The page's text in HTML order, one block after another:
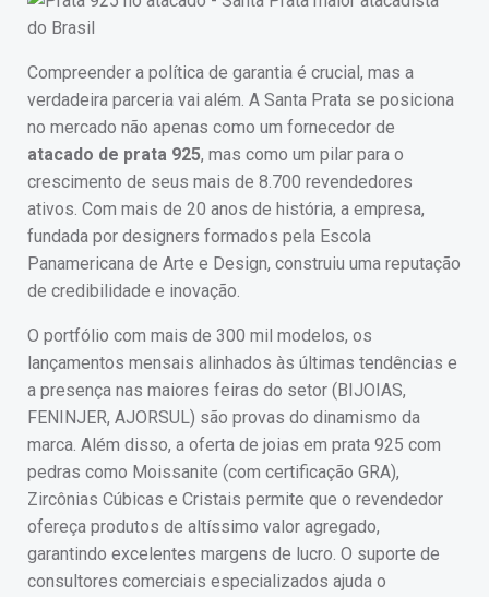
Compreender a política de garantia é crucial, mas a
verdadeira parceria vai além. A Santa Prata se posiciona
no mercado não apenas como um fornecedor de
atacado de prata 925, mas como um pilar para o
crescimento de seus mais de 8.700 revendedores
ativos. Com mais de 20 anos de história, a empresa,
fundada por designers formados pela Escola
Panamericana de Arte e Design, construiu uma reputação
de credibilidade e inovação.
O portfólio com mais de 300 mil modelos, os
lançamentos mensais alinhados às últimas tendências e
a presença nas maiores feiras do setor (BIJOIAS,
FENINJER, AJORSUL) são provas do dinamismo da
marca. Além disso, a oferta de joias em prata 925 com
pedras como Moissanite (com certificação GRA),
Zircônias Cúbicas e Cristais permite que o revendedor
ofereça produtos de altíssimo valor agregado,
garantindo excelentes margens de lucro. O suporte de
consultores comerciais especializados ajuda o